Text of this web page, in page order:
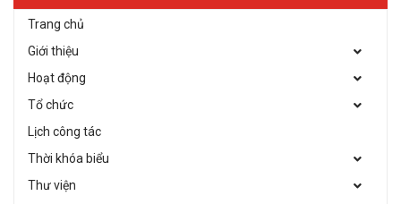
Trang chủ
Giới thiệu
Hoạt động
Tổ chức
Lịch công tác
Thời khóa biểu
Thư viện